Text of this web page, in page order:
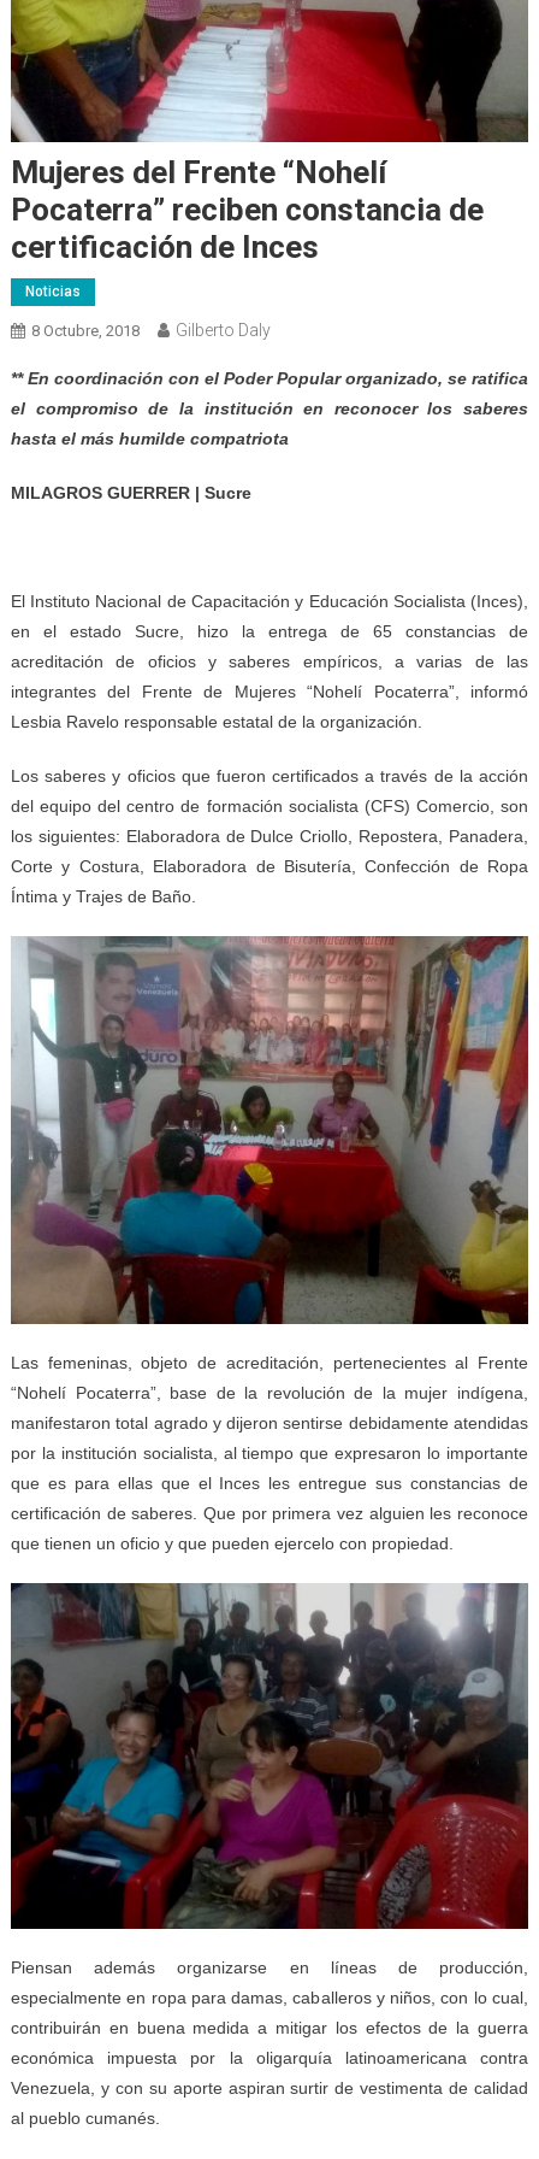
Mujeres del Frente “Nohelí
Pocaterra” reciben constancia de
certificación de Inces
Noticias
8 Octubre, 2018 Gilberto Daly
** En coordinación con el Poder Popular organizado, se ratifica
el compromiso de la institución en reconocer los saberes
hasta el más humilde compatriota
MILAGROS GUERRER | Sucre
El Instituto Nacional de Capacitación y Educación Socialista (Inces),
en el estado Sucre, hizo la entrega de 65 constancias de
acreditación de oficios y saberes empíricos, a varias de las
integrantes del Frente de Mujeres “Nohelí Pocaterra”, informó
Lesbia Ravelo responsable estatal de la organización.
Los saberes y oficios que fueron certificados a través de la acción
del equipo del centro de formación socialista (CFS) Comercio, son
los siguientes: Elaboradora de Dulce Criollo, Repostera, Panadera,
Corte y Costura, Elaboradora de Bisutería, Confección de Ropa
Íntima y Trajes de Baño.
Las femeninas, objeto de acreditación, pertenecientes al Frente
“Nohelí Pocaterra”, base de la revolución de la mujer indígena,
manifestaron total agrado y dijeron sentirse debidamente atendidas
por la institución socialista, al tiempo que expresaron lo importante
que es para ellas que el Inces les entregue sus constancias de
certificación de saberes. Que por primera vez alguien les reconoce
que tienen un oficio y que pueden ejercelo con propiedad.
Piensan además organizarse en líneas de producción,
especialmente en ropa para damas, caballeros y niños, con lo cual,
contribuirán en buena medida a mitigar los efectos de la guerra
económica impuesta por la oligarquía latinoamericana contra
Venezuela, y con su aporte aspiran surtir de vestimenta de calidad
al pueblo cumanés.